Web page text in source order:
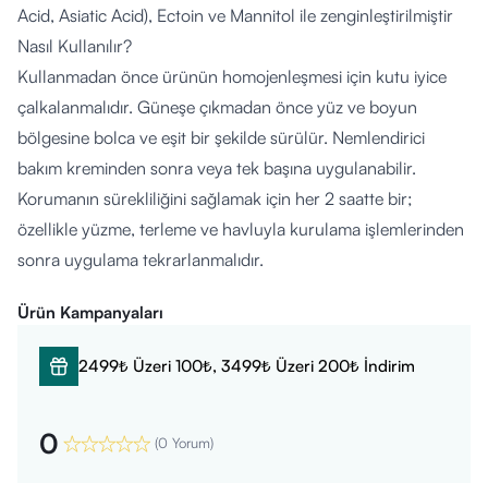
Acid, Asiatic Acid), Ectoin ve Mannitol ile zenginleştirilmiştir
Nasıl Kullanılır?
Kullanmadan önce ürünün homojenleşmesi için kutu iyice
çalkalanmalıdır. Güneşe çıkmadan önce yüz ve boyun
bölgesine bolca ve eşit bir şekilde sürülür. Nemlendirici
bakım kreminden sonra veya tek başına uygulanabilir.
Korumanın sürekliliğini sağlamak için her 2 saatte bir;
özellikle yüzme, terleme ve havluyla kurulama işlemlerinden
sonra uygulama tekrarlanmalıdır.
Güneş koruması sağlarken aynı zamanda leke ve foto
yaşlanma belirtilerine karşı bakım yapmak isteyen
yetişkinlerin kullanımına uygundur. Komedojenik olmayan
tipleri tarafından makyaj altı bazı olarak da tercih edilebilir.
Ürün Kampanyaları
2499₺ Üzeri 100₺, 3499₺ Üzeri 200₺ İndirim
0 (0 Yorum)